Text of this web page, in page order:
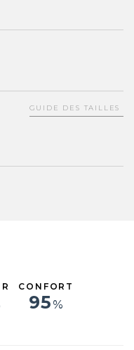
GUIDE DES TAILLES
CONFORT
95 %